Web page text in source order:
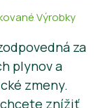
Výrobky
za
plynov a
zmeny.
chcete znížiť